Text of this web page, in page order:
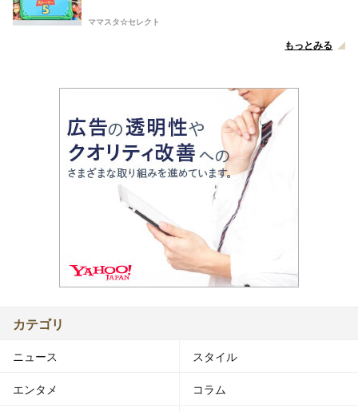
ママスタ☆セレクト
もっとみる
カテゴリ
ニュース スタイル
エンタメ コラム